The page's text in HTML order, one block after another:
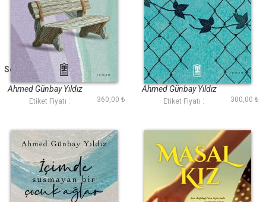
Sevdalar Sözde Kaldı
Ahmed Günbay Yıldız
Etiket Fiyatı : 360,00 ₺
Sitem
Ahmed Günbay Yıldız
Etiket Fiyatı : 300,00 ₺